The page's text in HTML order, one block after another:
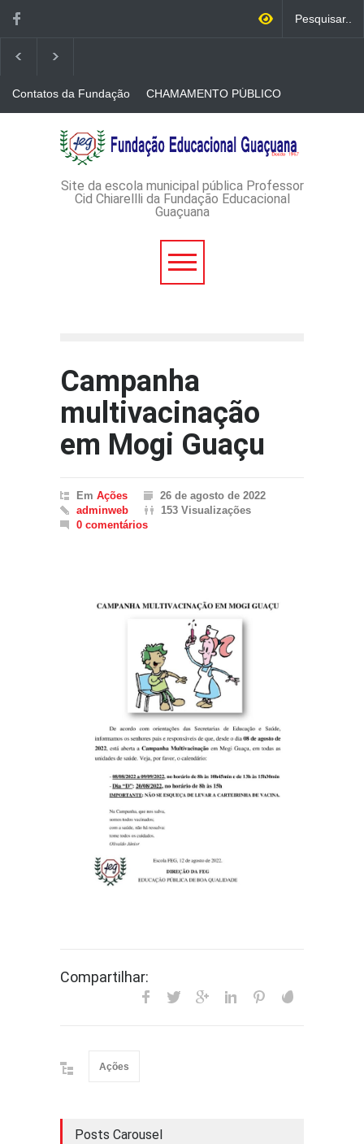
Contatos da Fundação
CHAMAMENTO PÚBLICO
CREDENCIAMENTO DE
IMPRESSOS
AVISO DE DISPENSA DE
LICITAÇÃO - DISPENSA DE
LICITAÇÃO Nº 53/2026-
ADMINISTRATIVO Nº
Site da escola municipal pública Professor
Cid Chiarellli da Fundação Educacional
Guaçuana
Campanha
multivacinação
em Mogi Guaçu
Em Ações
26 de agosto de 2022
adminweb
153 Visualizações
0 comentários
Compartilhar:
Ações
Posts Carousel